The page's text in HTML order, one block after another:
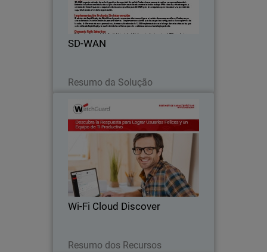
SD-WAN
Resumo da Solução
Thumbnail
Wi-Fi Cloud Discover
Resumo dos Recursos
Wi-Fi Cloud Discover
Body
“¿Por Qué No Funciona la conexión Wi-
Fi?”Si este comentario le resulta muy
familiar, sepa que no está solo. Los
administradores necesitan obtener
mejores respuestas. ¡DISCOVER es la